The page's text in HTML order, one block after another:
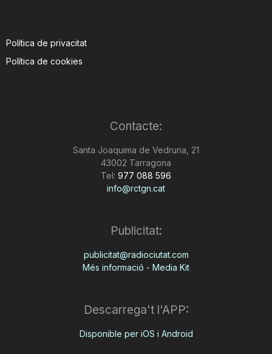
Política de privacitat
Política de cookies
Contacte:
Santa Joaquima de Vedruna, 21
43002 Tarragona
Tel: 977 088 596
info@rctgn.cat
Publicitat:
publicitat@radiociutat.com
Més informació - Media Kit
Descarrega't l'APP:
Disponible per iOS i Android